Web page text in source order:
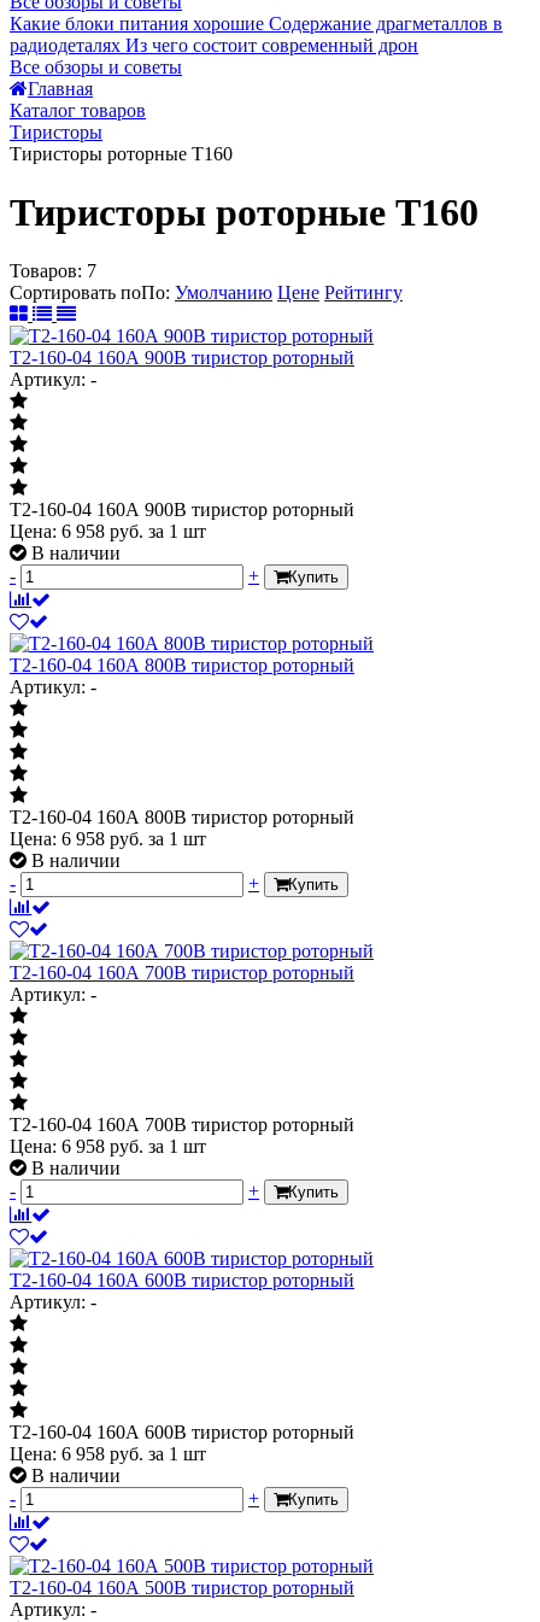
Какие блоки питания хорошие Содержание драгметаллов в
радиодеталях Из чего состоит современный дрон
Все обзоры и советы
Главная
Каталог товаров
Тиристоры
Тиристоры роторные Т160
Тиристоры роторные Т160
Товаров: 7
Сортировать поПо: Умолчанию Цене Рейтингу
Т2-160-04 160А 900В тиристор роторный
Артикул: -
Т2-160-04 160А 900В тиристор роторный
Цена: 6 958 руб. за 1 шт
В наличии
-
+ Купить
Т2-160-04 160А 800В тиристор роторный
Артикул: -
Т2-160-04 160А 800В тиристор роторный
Цена: 6 958 руб. за 1 шт
В наличии
-
+ Купить
Т2-160-04 160А 700В тиристор роторный
Артикул: -
Т2-160-04 160А 700В тиристор роторный
Цена: 6 958 руб. за 1 шт
В наличии
-
+ Купить
Т2-160-04 160А 600В тиристор роторный
Артикул: -
Т2-160-04 160А 600В тиристор роторный
Цена: 6 958 руб. за 1 шт
В наличии
-
+ Купить
Т2-160-04 160А 500В тиристор роторный
Артикул: -